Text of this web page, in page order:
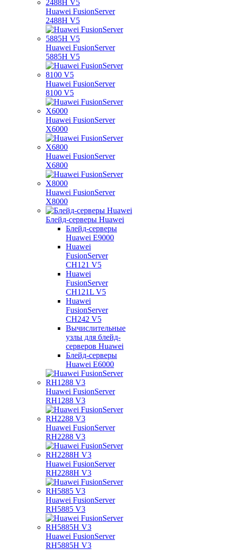
Huawei FusionServer
2488H V5
Huawei FusionServer
5885H V5
Huawei FusionServer
8100 V5
Huawei FusionServer
X6000
Huawei FusionServer
X6800
Huawei FusionServer
X8000
Блейд-серверы Huawei
Блейд-серверы
Huawei E9000
Huawei
FusionServer
CH121 V5
Huawei
FusionServer
CH121L V5
Huawei
FusionServer
CH242 V5
Вычислительные
узлы для блейд-
серверов Huawei
Блейд-серверы
Huawei E6000
Huawei FusionServer
RH1288 V3
Huawei FusionServer
RH2288 V3
Huawei FusionServer
RH2288H V3
Huawei FusionServer
RH5885 V3
Huawei FusionServer
RH5885H V3